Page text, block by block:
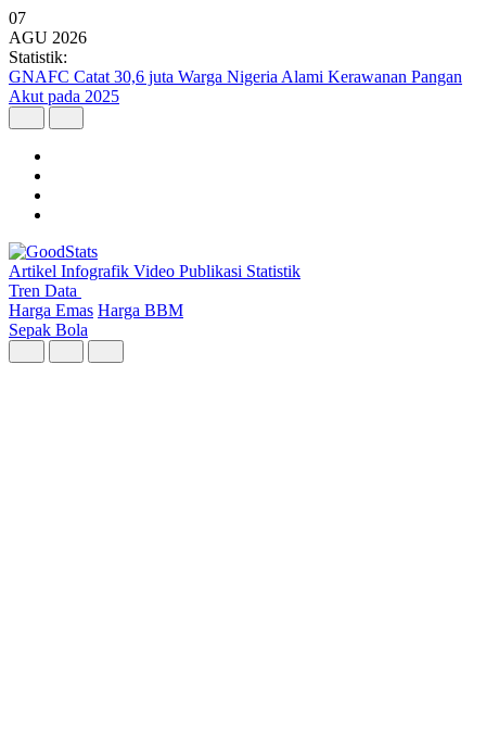
07
AGU 2026
Statistik:
Kunjungan Wisatawan Mancanegara Tembus 7 Juta per Semester I
2026
Artikel Infografik Video Publikasi Statistik
Tren Data
Harga Emas Harga BBM
Sepak Bola